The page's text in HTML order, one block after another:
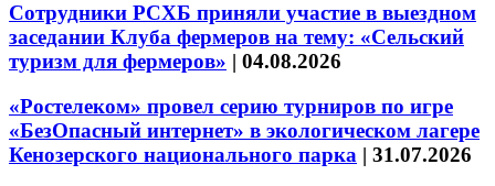
Сотрудники РСХБ приняли участие в выездном
заседании Клуба фермеров на тему: «Сельский
туризм для фермеров» | 04.08.2026
«Ростелеком» провел серию турниров по игре
«БезОпасный интернет» в экологическом лагере
Кенозерского национального парка | 31.07.2026